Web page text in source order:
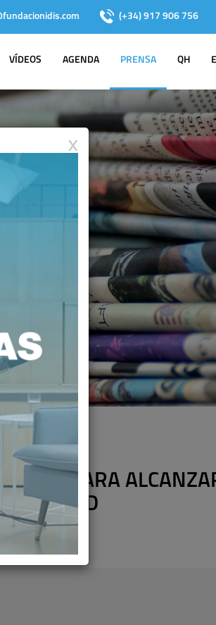
(+34) 917 906 756
VÍDEOS AGENDA PRENSA QH
PARA
DE SALUD
X